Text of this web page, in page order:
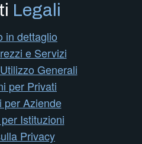
Legali
in dettaglio
e Servizi
Generali
per Privati
per Aziende
Istituzioni
Privacy